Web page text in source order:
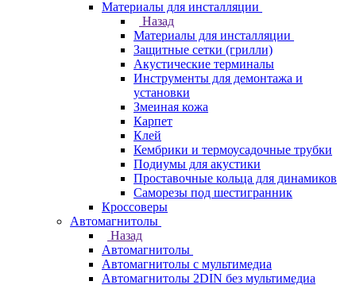
Материалы для инсталляции
Назад
Материалы для инсталляции
Защитные сетки (грилли)
Акустические терминалы
Инструменты для демонтажа и
установки
Змеиная кожа
Карпет
Клей
Кембрики и термоусадочные трубки
Подиумы для акустики
Проставочные кольца для динамиков
Саморезы под шестигранник
Кроссоверы
Автомагнитолы
Назад
Автомагнитолы
Автомагнитолы с мультимедиа
Автомагнитолы 2DIN без мультимедиа